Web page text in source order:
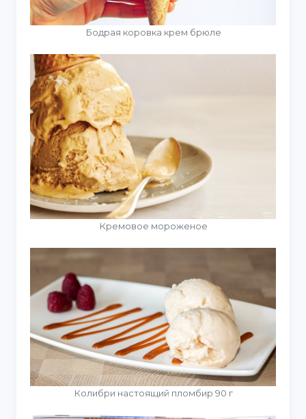
Бодрая коровка крем брюле
Кремовое мороженое
Колибри настоящий пломбир 90 г